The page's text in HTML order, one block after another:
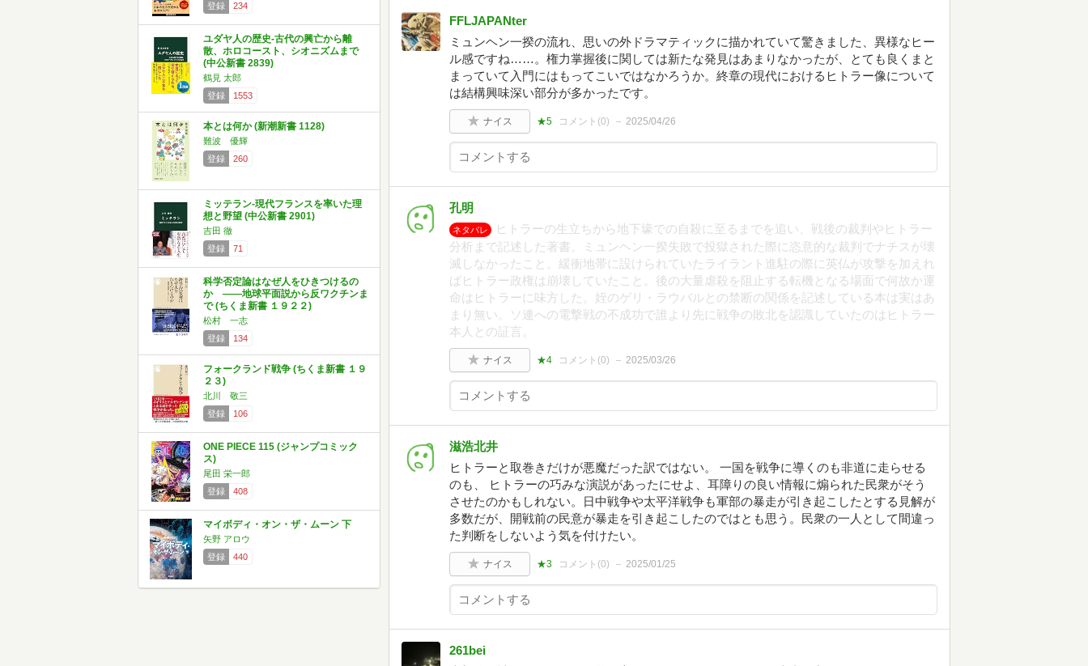
登録
234
ユダヤ人の歴史-古代の興亡から離
散、ホロコースト、シオニズムまで
(中公新書 2839)
鶴見 太郎
登録
1553
本とは何か (新潮新書 1128)
難波 優輝
登録
260
ミッテラン-現代フランスを率いた理
想と野望 (中公新書 2901)
吉田 徹
登録
71
科学否定論はなぜ人をひきつけるの
か ――地球平面説から反ワクチンま
で (ちくま新書 １９２２)
松村 一志
登録
134
フォークランド戦争 (ちくま新書 １９
２３)
北川 敬三
登録
106
ONE PIECE 115 (ジャンプコミック
ス)
尾田 栄一郎
登録
408
マイボディ・オン・ザ・ムーン 下
矢野 アロウ
登録
440
FFLJAPANter
ミュンヘン一揆の流れ、思いの外ドラマティックに描かれていて驚きました、異様なヒー
ル感ですね……。権力掌握後に関しては新たな発見はあまりなかったが、とても良くまと
まっていて入門にはもってこいではなかろうか。終章の現代におけるヒトラー像について
は結構興味深い部分が多かったです。
ナイス ★5 コメント(0) 2025/04/26
孔明
ネタバレ
ヒトラーの生立ちから地下壕での自殺に至るまでを追い、戦後の裁判やヒトラー
分析まで記述した著書。ミュンヘン一揆失敗で投獄された際に恣意的な裁判でナチスが壊
滅しなかったこと。緩衝地帯に設けられていたライラント進駐の際に英仏が攻撃を加えれ
ばヒトラー政権は崩壊していたこと。後の大量虐殺を阻止する転機となる場面で何故か運
命はヒトラーに味方した。姪のゲリ・ラウバルとの禁断の関係を記述している本は実はあ
まり無い。ソ連への電撃戦の不成功で誰より先に戦争の敗北を認識していたのはヒトラー
本人との証言。
ナイス ★4 コメント(0) 2025/03/26
滋浩北井
ヒトラーと取巻きだけが悪魔だった訳ではない。 一国を戦争に導くのも非道に走らせる
のも、 ヒトラーの巧みな演説があったにせよ、耳障りの良い情報に煽られた民衆がそう
させたのかもしれない。日中戦争や太平洋戦争も軍部の暴走が引き起こしたとする見解が
多数だが、開戦前の民意が暴走を引き起こしたのではとも思う。民衆の一人として間違っ
た判断をしないよう気を付けたい。
ナイス ★3 コメント(0) 2025/01/25
261bei